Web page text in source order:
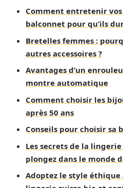
Comment entretenir
balconnet pour qu’ils
Bretelles femmes :
autres accessoires ?
Avantages d’un
montre automatique
Comment choisir les
après 50 ans
Conseils pour choisir sa
Les secrets de la
plongez dans le monde
Adoptez le style éthique